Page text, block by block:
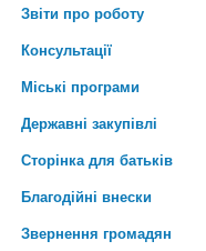
Звіти про роботу
Консультації
Міські програми
Державні закупівлі
Сторінка для батьків
Благодійні внески
Звернення громадян